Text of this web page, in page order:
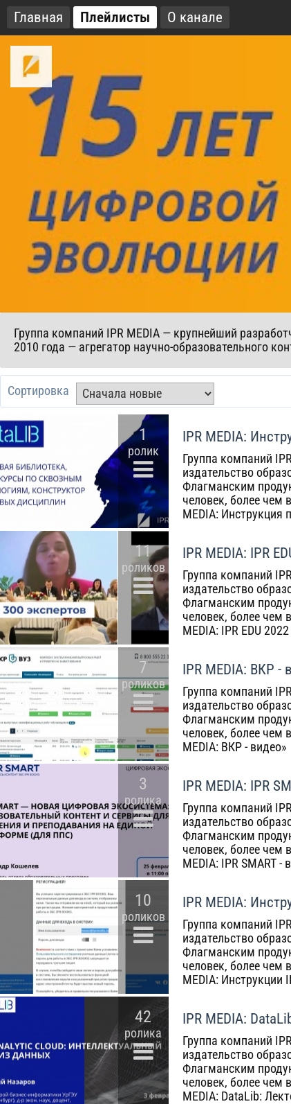
Главная Плейлисты О канале
​Группа компаний IPR MEDIA — крупнейший
2010 года — агрегатор научно-образовательного
Сортировка
1
ролик
IPR MEDIA:
Группа компаний
издательство
Флагманским
человек, более чем
MEDIA: Инструкция
11
роликов
IPR MEDIA: IPR
Группа компаний
издательство
Флагманским
человек, более чем
MEDIA: IPR EDU
7
роликов
IPR MEDIA: ВКР -
Группа компаний
издательство
Флагманским
человек, более чем
MEDIA: ВКР - видео»
3
ролика
IPR MEDIA: IPR
Группа компаний
издательство
Флагманским
человек, более чем
MEDIA: IPR SMART -
10
роликов
IPR MEDIA:
Группа компаний
издательство
Флагманским
человек, более чем
MEDIA: Инструкции
42
ролика
IPR MEDIA:
Группа компаний
издательство
Флагманским
человек, более чем
MEDIA: DataLib: